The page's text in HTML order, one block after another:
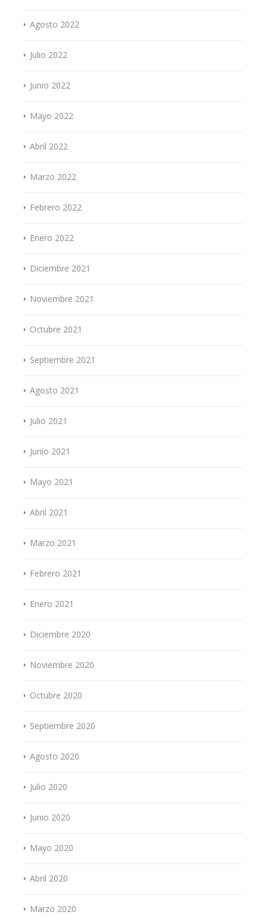
Agosto 2022
Julio 2022
Junio 2022
Mayo 2022
Abril 2022
Marzo 2022
Febrero 2022
Enero 2022
Diciembre 2021
Noviembre 2021
Octubre 2021
Septiembre 2021
Agosto 2021
Julio 2021
Junio 2021
Mayo 2021
Abril 2021
Marzo 2021
Febrero 2021
Enero 2021
Diciembre 2020
Noviembre 2020
Octubre 2020
Septiembre 2020
Agosto 2020
Julio 2020
Junio 2020
Mayo 2020
Abril 2020
Marzo 2020